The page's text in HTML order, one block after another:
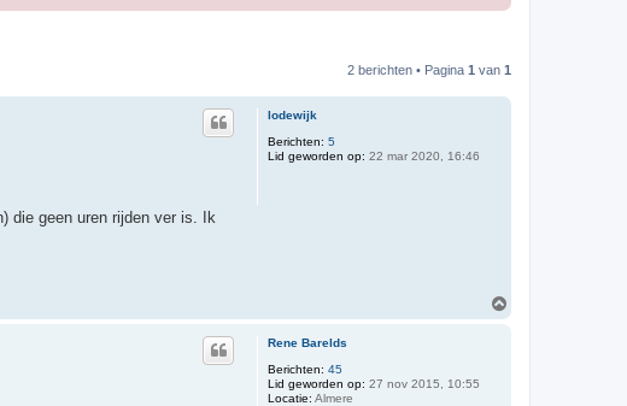
2 berichten • Pagina 1 van 1
lodewijk
Berichten: 5
Lid geworden op: 22 mar 2020, 16:46
die geen uren rijden ver is. Ik
Rene Barelds
Berichten: 45
Lid geworden op: 27 nov 2015, 10:55
Locatie: Almere